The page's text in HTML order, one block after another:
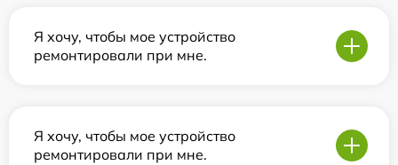
Я хочу, чтобы мое устройство
ремонтировали при мне.
Я хочу, чтобы мое устройство
ремонтировали при мне.